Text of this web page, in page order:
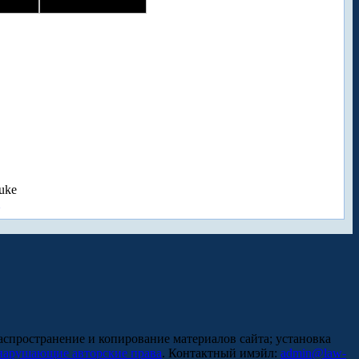
и копирование материалов сайта; установка
авторские права. Контактный имэйл: admin@law-